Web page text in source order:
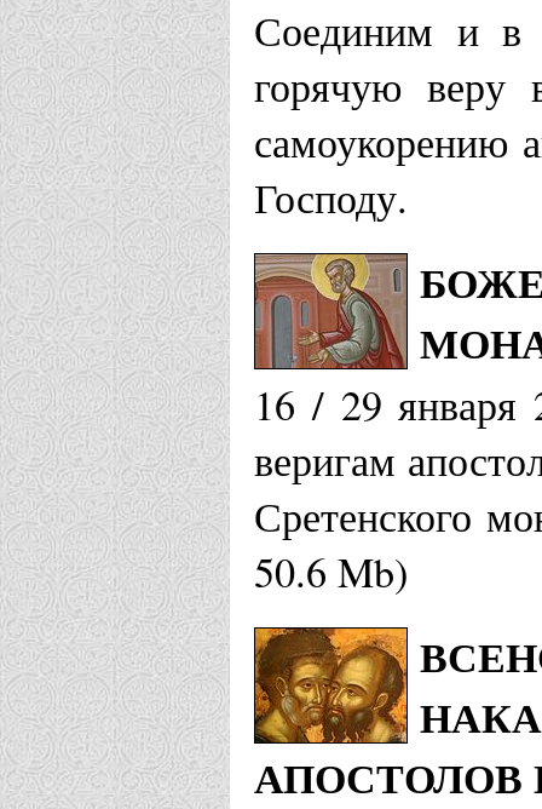
Соединим и в
горячую веру
самоукорению
Господу.
16 / 29 января
веригам
Сретенского
50.6 Mb)
АПОСТОЛОВ